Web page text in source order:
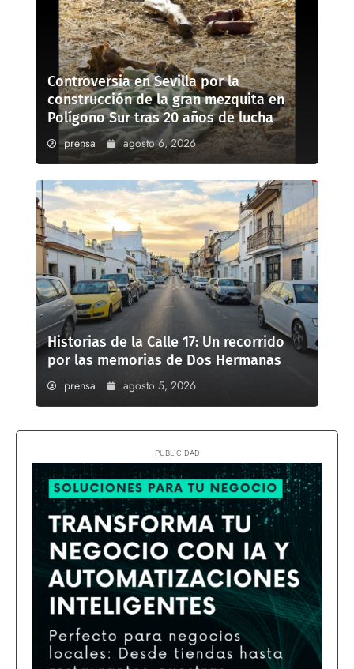
Controversia en Sevilla por la
construcción de la gran mezquita en
Polígono Sur tras 20 años de lucha
prensa agosto 6, 2026
Historias de la Calle 17: Un recorrido
por las memorias de Dos Hermanas
prensa agosto 5, 2026